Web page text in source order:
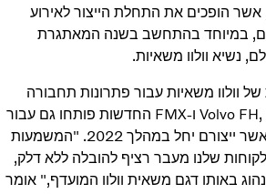
אשר הופכים את התחלת הייצור לאירוע
במיוחד בהתחשב בשנה המאתגרת
נשיא וולוו משאיות.
וולוו משאיות עבור פתרונות תחבורה
ברי-קיימא, משאיות Volvo FH, FM ו-FMX החדשות פותחו גם עבור
סדרת דגמים חשמליים אשר ייצורם יחל במהלך 2022. "המשמעות
שלנו מעבר רציף להובלה ללא דלק,
באותו דגם משאית וולוו המועדף," אומר